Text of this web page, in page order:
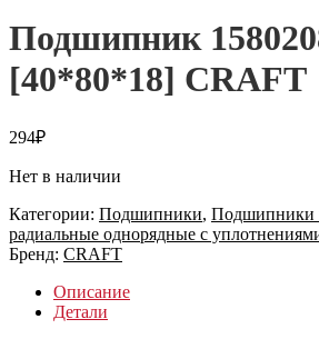
Подшипник
[40*80*18] CRAFT
294₽
Нет в наличии
Категории: Подшипники, Подшипники
радиальные однорядные с
Бренд: CRAFT
Описание
Детали